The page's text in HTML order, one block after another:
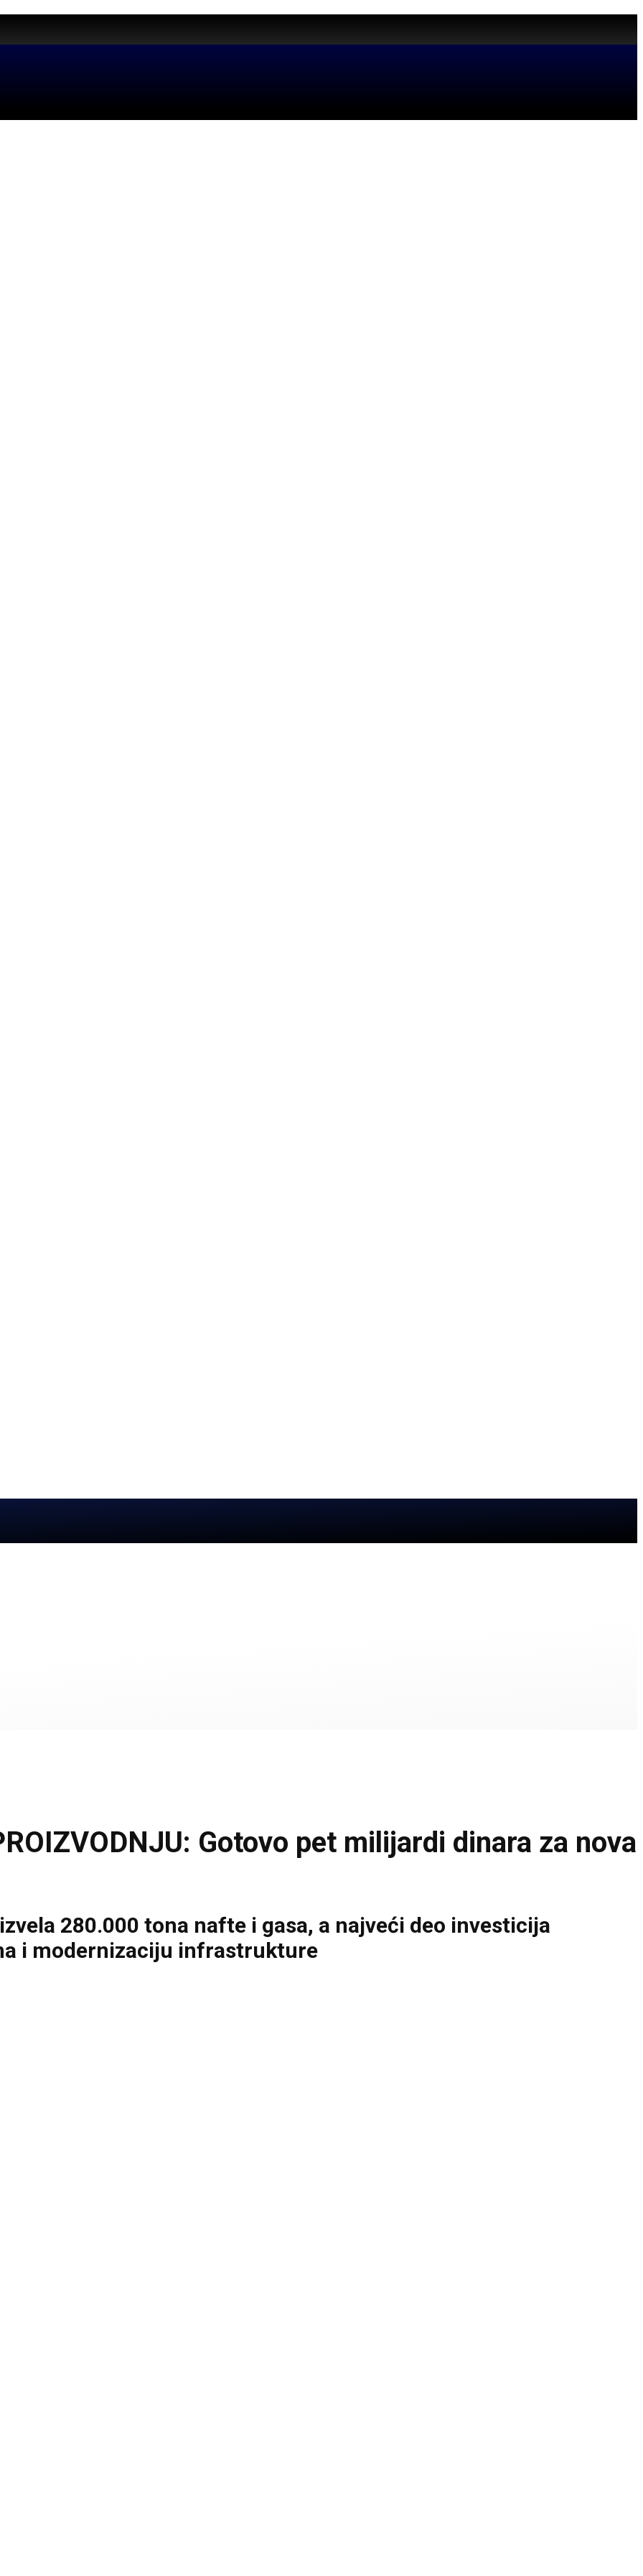
Gotovo pet milijardi dinara za nova
280.000 tona nafte i gasa, a najveći deo investicija
i modernizaciju infrastrukture